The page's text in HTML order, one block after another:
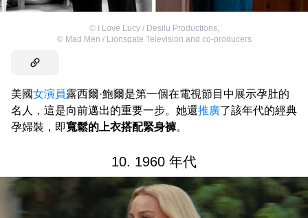
© I Love Lucy / Desilu Productions,
© Mad Men / Lionsgate Television and co-producers
美國女演員露西爾·鮑爾是第一個在電視節目中展示孕肚的
名人，這是向前邁出的重要一步。她還推廣了該年代的經典
孕婦裝，即寬鬆的上衣搭配緊身褲。
10. 1960 年代